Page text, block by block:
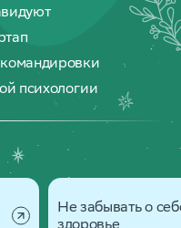
командировки
психологии
Не забывать о